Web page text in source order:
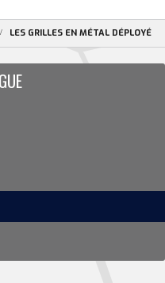
LES GRILLES EN MÉTAL DÉPLOYÉ